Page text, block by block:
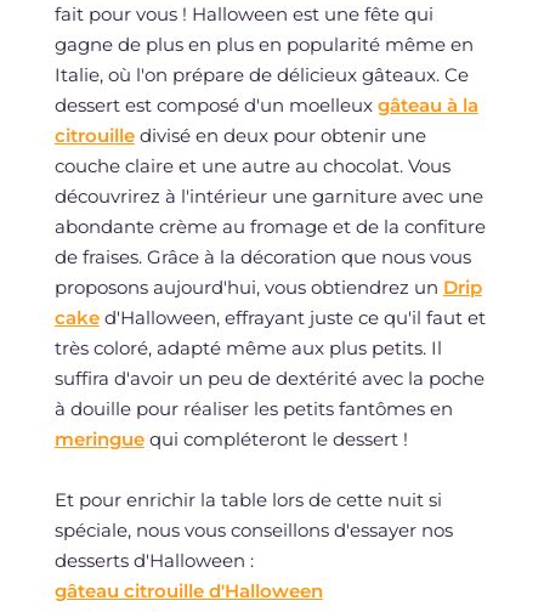
fait pour vous ! Halloween est une fête qui
gagne de plus en plus en popularité même en
Italie, où l'on prépare de délicieux gâteaux. Ce
dessert est composé d'un moelleux gâteau à la
citrouilledivisé en deux pour obtenir une
couche claire et une autre au chocolat. Vous
découvrirez à l'intérieur une garniture avec une
abondante crème au fromage et de la confiture
de fraises. Grâce à la décoration que nous vous
proposons aujourd'hui, vous obtiendrez un Drip
caked'Halloween, effrayant juste ce qu'il faut et
très coloré, adapté même aux plus petits. Il
suffira d'avoir un peu de dextérité avec la poche
à douille pour réaliser les petits fantômes en
meringuequi compléteront le dessert !
Et pour enrichir la table lors de cette nuit si
spéciale, nous vous conseillons d'essayer nos
desserts d'Halloween :
gâteau citrouille d'Halloween